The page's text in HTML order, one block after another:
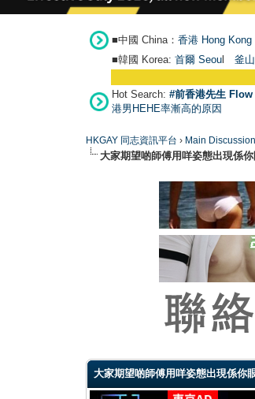
■中國 China： 香港 Hong Kong
■韓國 Korea: 首爾 Seou 釜
Hot Search: #前香港先生
港男HEHE率漸高的原因
HKGAY 同志資訊平台 › Main
大家期望啲師傅用咩姿態出現係你
大家期望啲師傅用咩姿態出現係你